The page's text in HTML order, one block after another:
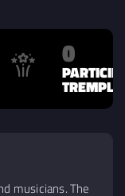
0
musicians. The